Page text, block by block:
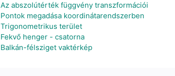
Az abszolútérték függvény transzformációi
Pontok megadása koordinátarendszerben
Trigonometrikus terület
Fekvő henger - csatorna
Balkán-félsziget vaktérkép